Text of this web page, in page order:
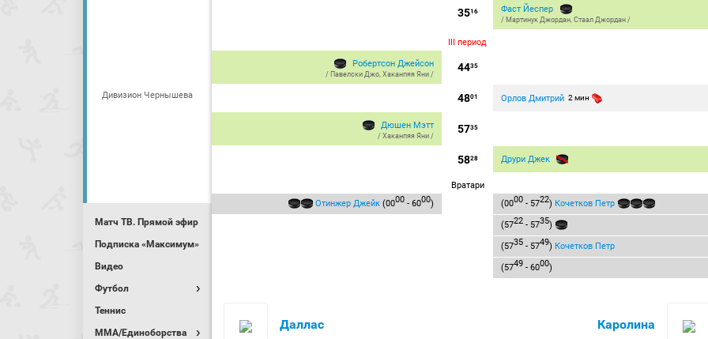
Дивизион Чернышева
Матч ТВ. Прямой эфир
Подписка «Максимум»
Видео
Футбол
Теннис
MMA/Единоборства
3516 Фаст Йеспер
/ Мартинук Джордан,Стаал Джордан /
III период
4435
Робертсон Джейсон
/ Павелски Джо,Хаканпяя Яни /
4801 Орлов Дмитрий 2 мин
5735
Дюшен Мэтт
/Хаканпяя Яни /
5828 Друри Джек
Вратари
Отинжер Джейк (0000 - 6000) (0000 - 5722) Кочетков Петр
(5722 - 5735)
(5735 - 5749) Кочетков Петр
(5749 - 6000)
Даллас Каролина